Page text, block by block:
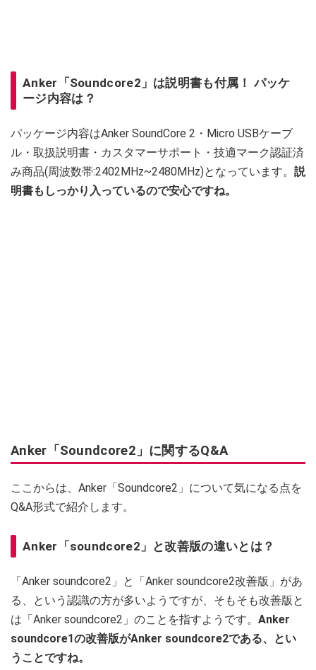
Anker「Soundcore2」は説明書も付属！ パッケ
ージ内容は？
パッケージ内容はAnker SoundCore 2・Micro USBケーブ
ル・取扱説明書・カスタマーサポート・技適マーク認証済
み商品(周波数帯:2402MHz~2480MHz)となっています。 説
明書もしっかり入っているので安心ですね。
Anker「Soundcore2」に関するQ&A
ここからは、Anker「Soundcore2」について気になる点を
Q&A形式で紹介します。
Anker「soundcore2」と改善版の違いとは？
「Anker soundcore2」と「Anker soundcore2改善版」があ
る、という認識の方が多いようですが、そもそも改善版と
は「Anker soundcore2」のことを指すようです。 Anker
soundcore1の改善版がAnker soundcore2である、とい
うことですね。